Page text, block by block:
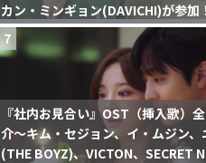
カン・ミンギョン(DAVICHI)が参加！
7
『社内お見合い』OST（挿入歌）
介〜キム・セジョン、イ・ムジン、
(THE BOYZ)、VICTON、SECRET